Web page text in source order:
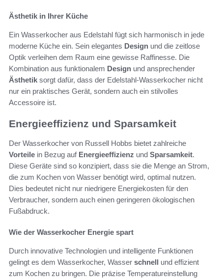
Ästhetik in Ihrer Küche
Ein Wasserkocher aus Edelstahl fügt sich harmonisch in jede
moderne Küche ein. Sein elegantes Design und die zeitlose
Optik verleihen dem Raum eine gewisse Raffinesse. Die
Kombination aus funktionalem Design und ansprechender
Ästhetik sorgt dafür, dass der Edelstahl-Wasserkocher nicht
nur ein praktisches Gerät, sondern auch ein stilvolles
Accessoire ist.
Energieeffizienz und Sparsamkeit
Der Wasserkocher von Russell Hobbs bietet zahlreiche
Vorteile in Bezug auf Energieeffizienz und Sparsamkeit.
Diese Geräte sind so konzipiert, dass sie die Menge an Strom,
die zum Kochen von Wasser benötigt wird, optimal nutzen.
Dies bedeutet nicht nur niedrigere Energiekosten für den
Verbraucher, sondern auch einen geringeren ökologischen
Fußabdruck.
Wie der Wasserkocher Energie spart
Durch innovative Technologien und intelligente Funktionen
gelingt es dem Wasserkocher, Wasser schnell und effizient
zum Kochen zu bringen. Die präzise Temperatureinstellung